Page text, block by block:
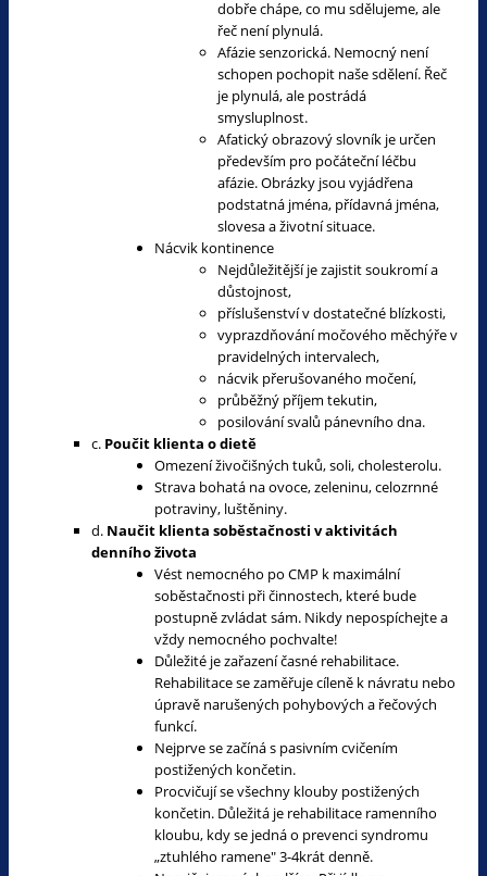
dobře chápe, co mu sdělujeme, ale
řeč není plynulá.
Afázie senzorická. Nemocný není
schopen pochopit naše sdělení. Řeč
je plynulá, ale postrádá
smysluplnost.
Afatický obrazový slovník je určen
především pro počáteční léčbu
afázie. Obrázky jsou vyjádřena
podstatná jména, přídavná jména,
slovesa a životní situace.
Nácvik kontinence
Nejdůležitější je zajistit soukromí a
důstojnost,
příslušenství v dostatečné blízkosti,
vyprazdňování močového měchýře v
pravidelných intervalech,
nácvik přerušovaného močení,
průběžný příjem tekutin,
posilování svalů pánevního dna.
c. Poučit klienta o dietě
Omezení živočišných tuků, soli, cholesterolu.
Strava bohatá na ovoce, zeleninu, celozrnné
potraviny, luštěniny.
d. Naučit klienta soběstačnosti v aktivitách
denního života
Vést nemocného po CMP k maximální
soběstačnosti při činnostech, které bude
postupně zvládat sám. Nikdy nepospíchejte a
vždy nemocného pochvalte!
Důležité je zařazení časné rehabilitace.
Rehabilitace se zaměřuje cíleně k návratu nebo
úpravě narušených pohybových a řečových
funkcí.
Nejprve se začíná s pasivním cvičením
postižených končetin.
Procvičují se všechny klouby postižených
končetin. Důležitá je rehabilitace ramenního
kloubu, kdy se jedná o prevenci syndromu
„ztuhlého ramene" 3-4krát denně.